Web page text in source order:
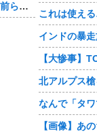
知り合いから『このLINE』きたら…お前らどうする？
これは使え
インドの暴
【大惨事】
なんで「タ
【画像】あ